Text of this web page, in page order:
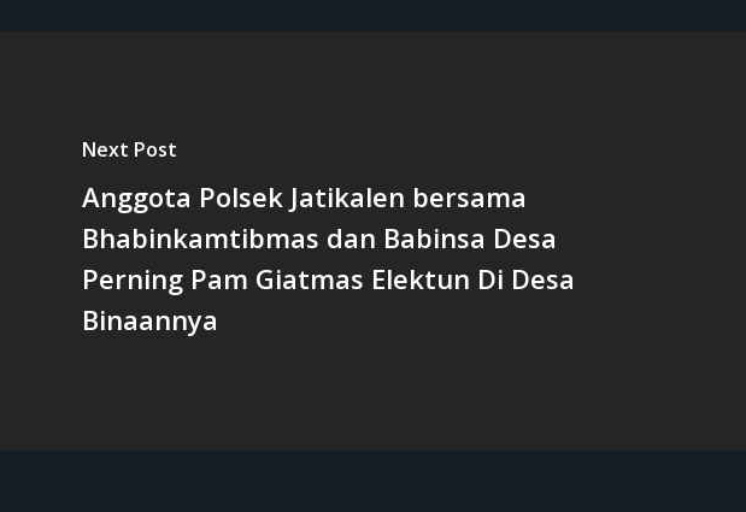
Next Post
Anggota Polsek Jatikalen bersama
Bhabinkamtibmas dan Babinsa Desa
Perning Pam Giatmas Elektun Di Desa
Binaannya